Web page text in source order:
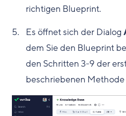
richtigen Blueprint.
Es öffnet sich der Dialog
dem Sie den Blueprint
den Schritten 3-9 der
beschriebenen